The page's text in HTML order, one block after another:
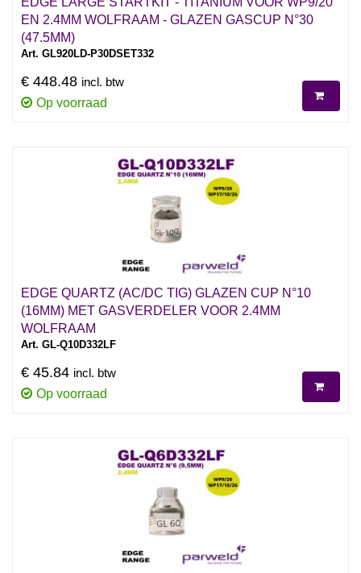
EN 2.4MM WOLFRAAM - GLAZEN GASCUP N°30
(47.5MM)
Art. GL920LD-P30DSET332
€ 448.48 incl. btw
Op voorraad
EDGE QUARTZ (AC/DC TIG) GLAZEN CUP N°10
(16MM) MET GASVERDELER VOOR 2.4MM
WOLFRAAM
Art. GL-Q10D332LF
€ 45.84 incl. btw
Op voorraad